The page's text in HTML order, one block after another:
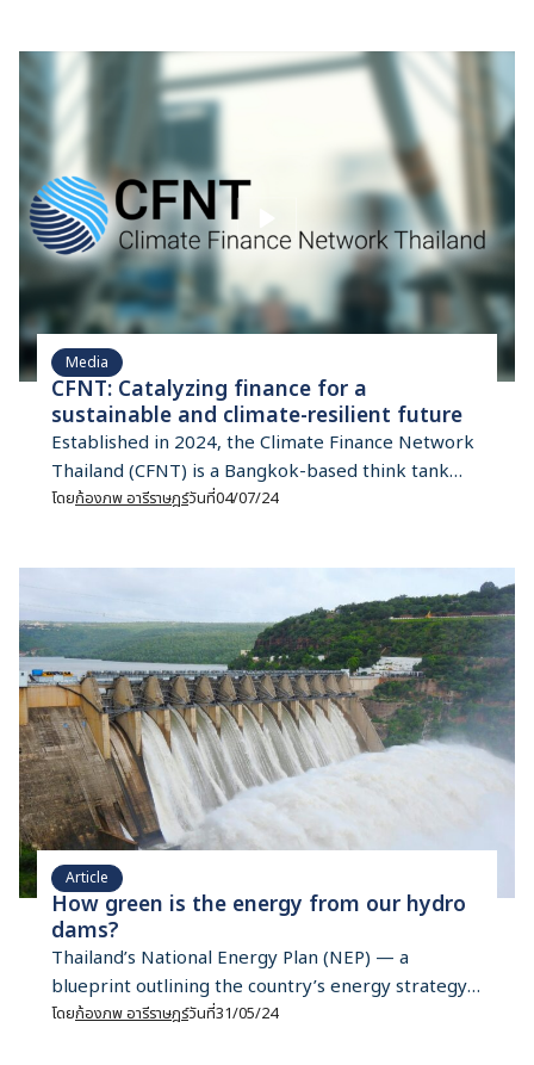
policy. In mid-March, Microsoft CEO Satya Nadella
announced that Microsoft and the Thai
government had signed […]
Media
CFNT: Catalyzing finance for a
sustainable and climate-resilient future
Established in 2024, the Climate Finance Network
Thailand (CFNT) is a Bangkok-based think tank
and network focused on promoting sustainable
the 1.5°C climate target. Our ultimate objective is
to enhance the responsiveness of Thailand’s
financial sector to climate challenges and
collaborate with […]
โดยก้องภพ อารีราษฎร์วันที่04/07/24
Article
How green is the energy from our hydro
dams?
Thailand’s National Energy Plan (NEP) — a
blueprint outlining the country’s energy strategy
from 2023 to 2037, has earned praise for its goals
โดยก้องภพ อารีราษฎร์วันที่31/05/24